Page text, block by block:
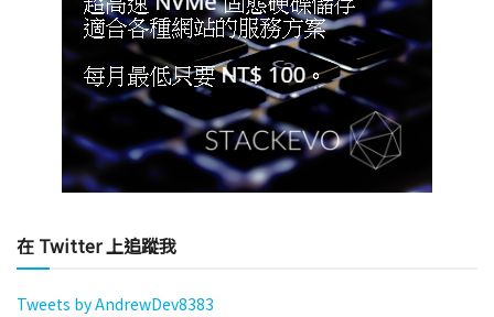
在 Twitter 上追蹤我
Tweets by AndrewDev8383